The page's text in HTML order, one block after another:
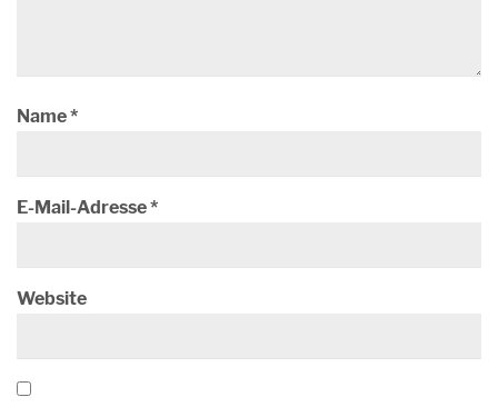
Name*
E-Mail-Adresse*
Website